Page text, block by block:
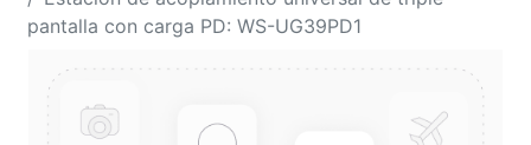
pantalla con carga PD: WS-UG39PD1